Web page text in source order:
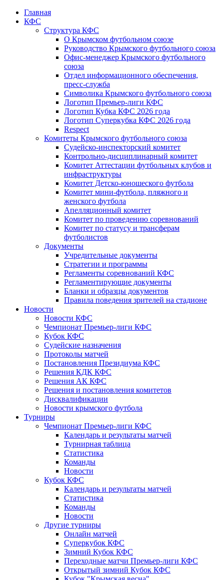
Главная
КФС
Структура КФС
О Крымском футбольном союзе
Руководство Крымского футбольного союза
Офис-менеджер Крымского футбольного
союза
Отдел информационного обеспечения,
пресс-служба
Символика Крымского футбольного союза
Логотип Премьер-лиги КФС
Логотип Кубка КФС 2026 года
Логотип Суперкубка КФС 2026 года
Respect
Комитеты Крымского футбольного союза
Судейско-инспекторский комитет
Контрольно-дисциплинарный комитет
Комитет Аттестации футбольных клубов и
инфраструктуры
Комитет Детско-юношеского футбола
Комитет мини-футбола, пляжного и
женского футбола
Апелляционный комитет
Комитет по проведению соревнований
Комитет по статусу и трансферам
футболистов
Документы
Учредительные документы
Стратегии и программы
Регламенты соревнований КФС
Регламентирующие документы
Бланки и образцы документов
Правила поведения зрителей на стадионе
Новости
Новости КФС
Чемпионат Премьер-лиги КФС
Кубок КФС
Судейские назначения
Протоколы матчей
Постановления Президиума КФС
Решения КДК КФС
Решения АК КФС
Решения и постановления комитетов
Дисквалификации
Новости крымского футбола
Турниры
Чемпионат Премьер-лиги КФС
Календарь и результаты матчей
Турнирная таблица
Статистика
Команды
Новости
Кубок КФС
Календарь и результаты матчей
Статистика
Команды
Новости
Другие турниры
Онлайн матчей
Суперкубок КФС
Зимний Кубок КФС
Переходные матчи Премьер-лиги КФС
Открытый зимний Кубок КФС